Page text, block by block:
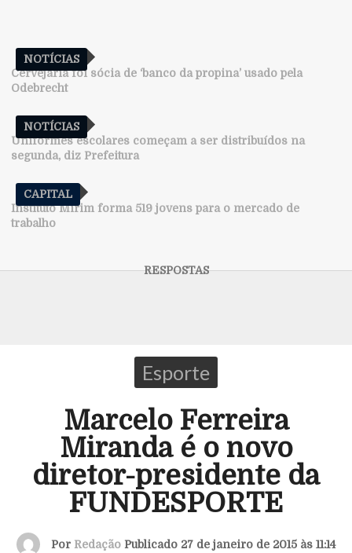
NOTÍCIAS
Cervejaria foi sócia de ‘banco da propina’ usado pela
Odebrecht
NOTÍCIAS
Uniformes escolares começam a ser distribuídos na
segunda, diz Prefeitura
CAPITAL
Instituto Mirim forma 519 jovens para o mercado de
trabalho
Esporte
Marcelo Ferreira
Miranda é o novo
diretor-presidente da
FUNDESPORTE
Por Redação Publicado 27 de janeiro de 2015 às 11:14